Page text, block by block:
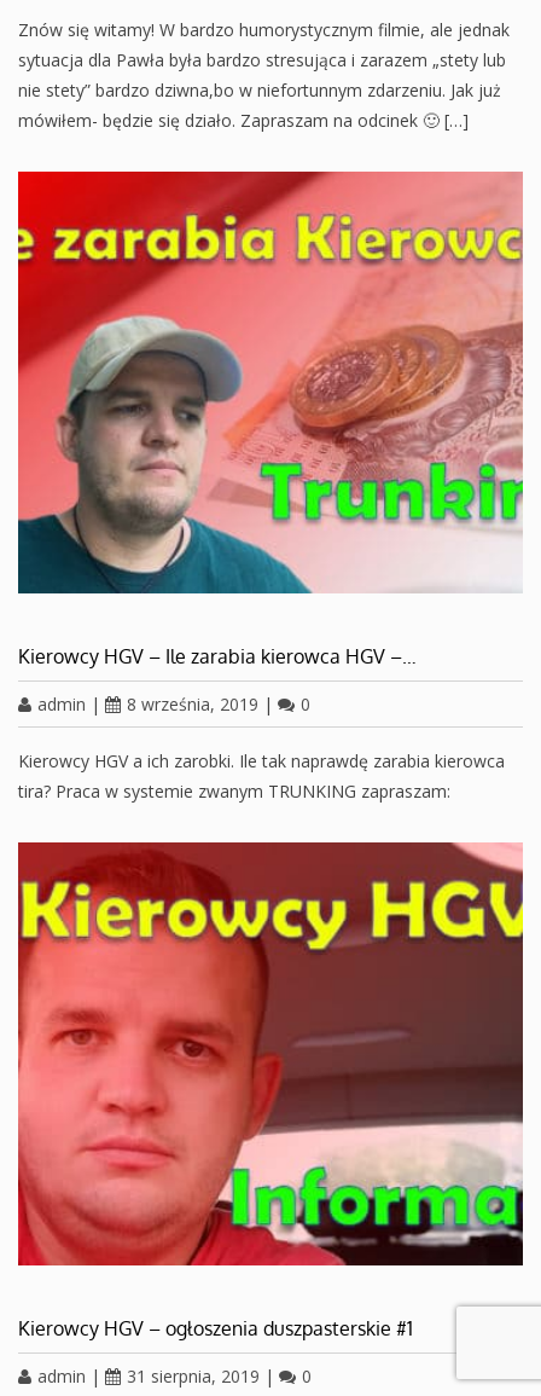
Znów się witamy! W bardzo humorystycznym filmie, ale jednak
sytuacja dla Pawła była bardzo stresująca i zarazem „stety lub
nie stety” bardzo dziwna,bo w niefortunnym zdarzeniu. Jak już
mówiłem- będzie się działo. Zapraszam na odcinek 🙂 […]
Kierowcy HGV – Ile zarabia kierowca HGV –…
admin | 8 września, 2019 | 0
Kierowcy HGV a ich zarobki. Ile tak naprawdę zarabia kierowca
tira? Praca w systemie zwanym TRUNKING zapraszam:
Kierowcy HGV – ogłoszenia duszpasterskie #1
admin | 31 sierpnia, 2019 | 0